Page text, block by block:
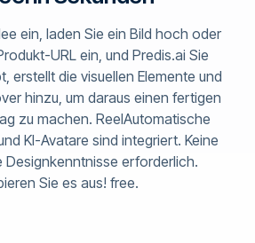
ein, laden Sie ein Bild hoch oder
URL ein, und Predis.ai Sie
erstellt die visuellen Elemente und
hinzu, um daraus einen fertigen
zu machen. ReelAutomatische
KI-Avatare sind integriert. Keine
Designkenntnisse erforderlich.
Sie es aus! free.